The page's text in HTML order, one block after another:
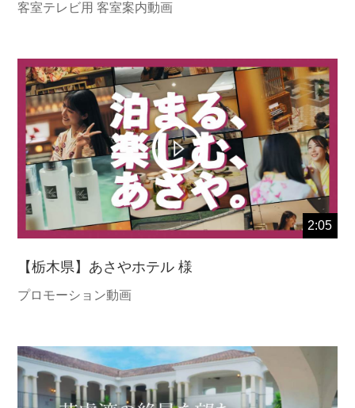
客室テレビ用 客室案内動画
2:05
【栃木県】あさやホテル 様
プロモーション動画